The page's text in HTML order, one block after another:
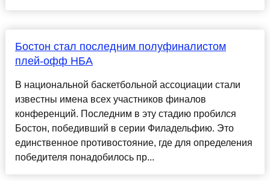
Бостон стал последним полуфиналистом
плей-офф НБА
В национальной баскетбольной ассоциации стали
известны имена всех участников финалов
конференций. Последним в эту стадию пробился
Бостон, победивший в серии Филадельфию. Это
единственное противостояние, где для определения
победителя понадобилось пр...